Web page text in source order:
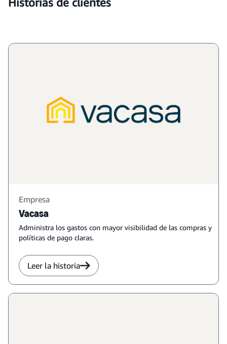
Historias de clientes
Empresa
Vacasa
Administra los gastos con mayor visibilidad de las compras y
políticas de pago claras.
Leer la historia